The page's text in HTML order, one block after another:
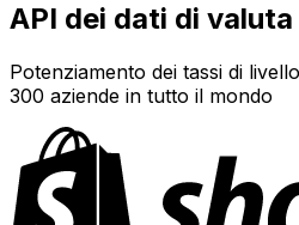
API dei dati di valuta
Potenziamento dei tassi di
300 aziende in tutto il mondo